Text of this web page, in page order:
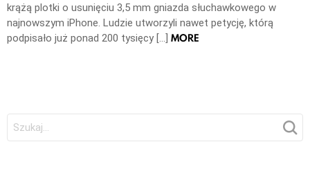
krążą plotki o usunięciu 3,5 mm gniazda słuchawkowego w
najnowszym iPhone. Ludzie utworzyli nawet petycję, którą
podpisało już ponad 200 tysięcy […] MORE
Szukaj: